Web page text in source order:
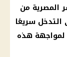
المصرية من
التدخل سريعًا
لمواجهة هذه